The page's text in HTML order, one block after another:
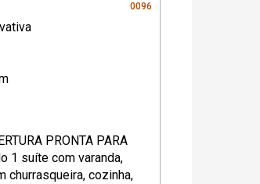
0096
PRONTA PARA
1 suíte com varanda,
churrasqueira, cozinha,